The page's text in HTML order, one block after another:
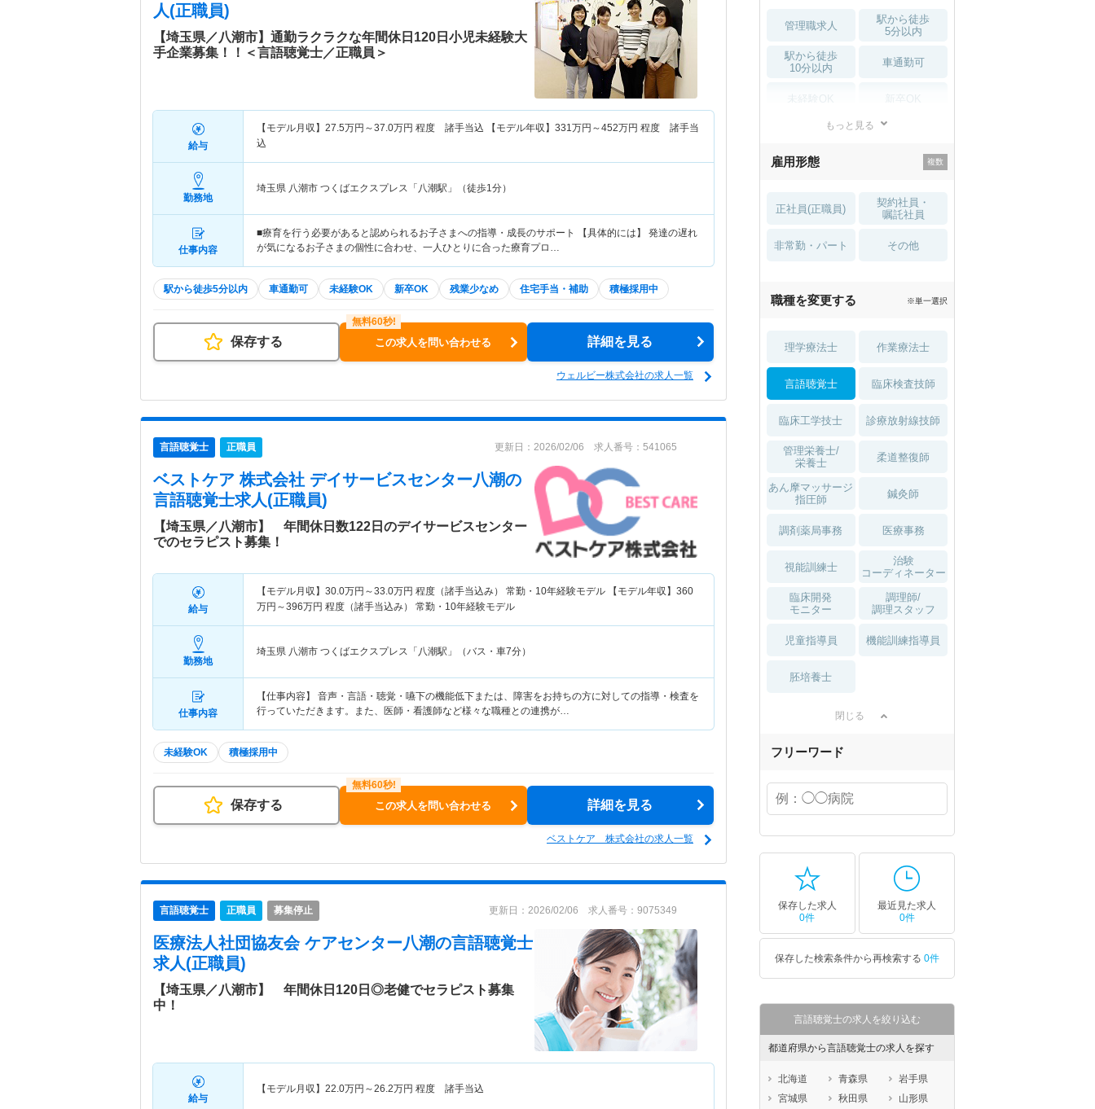
人(正職員)
【埼玉県／八潮市】通勤ラクラクな年間休日120日小児未経験大
手企業募集！！＜言語聴覚士／正職員＞
給与
【モデル月収】 27.5万円～37.0万円 程度 諸手当込 【モデル年収】 331万円～452万円 程度 諸手当
込
勤務地
埼玉県 八潮市 つくばエクスプレス「八潮駅」（徒歩1分）
仕事内容
■療育を行う必要があると認められるお子さまへの指導・成長のサポート 【具体的には】 発達の遅れ
が気になるお子さまの個性に合わせ、一人ひとりに合った療育プロ…
駅から徒歩5分以内 車通勤可 未経験OK 新卒OK 残業少なめ 住宅手当・補助 積極採用中
保存する この求人を問い合わせる 詳細を見る
ウェルビー株式会社の求人一覧
言語聴覚士 正職員 更新日：2026/02/06 求人番号：541065
ベストケア 株式会社 デイサービスセンター八潮の
言語聴覚士求人(正職員)
【埼玉県／八潮市】 年間休日数122日のデイサービスセンター
でのセラピスト募集！
給与
【モデル月収】 30.0万円～33.0万円 程度（諸手当込み） 常勤・10年経験モデル 【モデル年収】 360
万円～396万円 程度（諸手当込み） 常勤・10年経験モデル
勤務地
埼玉県 八潮市 つくばエクスプレス「八潮駅」（バス・車7分）
仕事内容
【仕事内容】 音声・言語・聴覚・嚥下の機能低下または、障害をお持ちの方に対しての指導・検査を
行っていただきます。また、医師・看護師など様々な職種との連携が…
未経験OK 積極採用中
保存する この求人を問い合わせる 詳細を見る
ベストケア 株式会社の求人一覧
言語聴覚士 正職員 募集停止 更新日：2026/02/06 求人番号：9075349
医療法人社団協友会 ケアセンター八潮の言語聴覚士
求人(正職員)
【埼玉県／八潮市】 年間休日120日◎老健でセラピスト募集
中！
給与
【モデル月収】 22.0万円～26.2万円 程度 諸手当込
管理職求人
駅から徒歩
5分以内
駅から徒歩
10分以内
車通勤可
住宅手当・補助
土日祝休 無資格 OK
積極採用中 WEB面接OK
もっと見る
雇用形態
正社員(正職員)
契約社員・
嘱託社員
非常勤・パート その他
職種を変更する ※単一選択
理学療法士 作業療法士
言語聴覚士 臨床検査技師
臨床工学技士 診療放射線技師
管理栄養士/
栄養士
柔道整復師
あん摩マッサージ
指圧師
鍼灸師
調剤薬局事務 医療事務
視能訓練士
治験
コーディネーター
臨床開発
モニター
調理師/
調理スタッフ
児童指導員 機能訓練指導員
胚培養士
閉じる
フリーワード
保存した求人
0件
最近見た求人
0件
保存した検索条件から再検索する 0件
言語聴覚士の求人を絞り込む
都道府県から言語聴覚士の求人を探す
北海道 青森県
岩手県
宮城県
秋田県
山形県